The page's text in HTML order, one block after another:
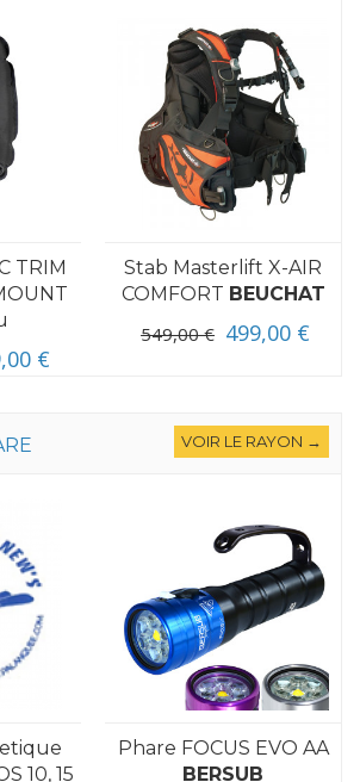
TRIM
€
Stab Masterlift X-AIR
COMFORT BEUCHAT
549,00 € 499,00 €
VOIR LE RAYON →
10, 15
Phare FOCUS EVO AA
BERSUB